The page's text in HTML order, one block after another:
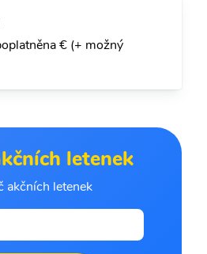
€ (+ možný
letenek
akčních letenek